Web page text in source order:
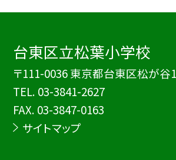
台東区立松葉小学校
〒111-0036 東京都台東区松が谷
TEL. 03-3841-2627
FAX. 03-3847-0163
サイトマップ